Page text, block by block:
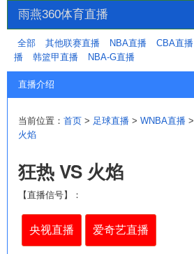
雨燕360体育直播
全部 其他联赛直播 NBA直播 CBA直播
播
韩篮甲直播 NBA-G直播
直播介绍
当前位置： 首页 > 足球直播 > WNBA直播 >
火焰
狂热 VS 火焰
【直播信号】：
央视直播 爱奇艺直播